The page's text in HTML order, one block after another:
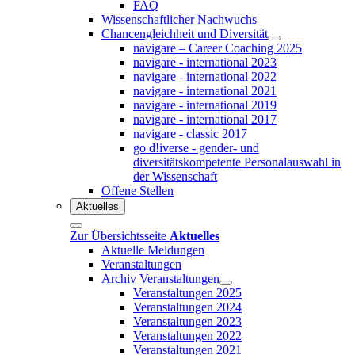
FAQ
Wissenschaftlicher Nachwuchs
Chancengleichheit und Diversität
navigare – Career Coaching 2025
navigare - international 2023
navigare - international 2022
navigare - international 2021
navigare - international 2019
navigare - international 2017
navigare - classic 2017
go d!iverse - gender- und
diversitätskompetente Personalauswahl in
der Wissenschaft
Offene Stellen
Aktuelles
Zur Übersichtsseite Aktuelles
Aktuelle Meldungen
Veranstaltungen
Archiv Veranstaltungen
Veranstaltungen 2025
Veranstaltungen 2024
Veranstaltungen 2023
Veranstaltungen 2022
Veranstaltungen 2021